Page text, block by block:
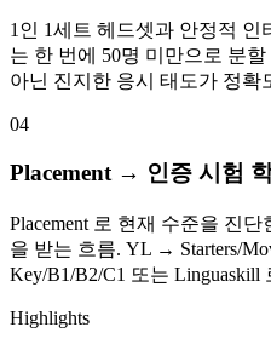
1인 1세트 헤드셋과 안정적 인
는 한 번에 50명 미만으로 분
아닌 진지한 응시 태도가 정확
04
Placement → 인증 시험
Placement 로 현재 수준을 진
을 받는 흐름. YL → Starters/
Key/B1/B2/C1 또는 Linguaskill
Highlights